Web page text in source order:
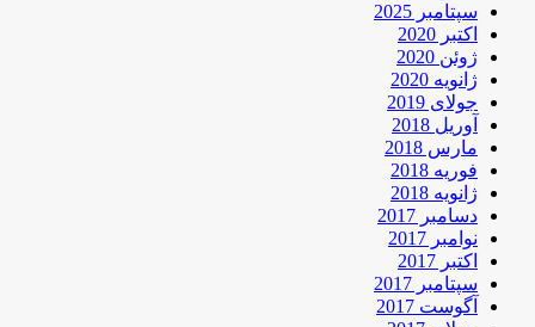
سپتامبر 2025
اکتبر 2020
ژوئن 2020
ژانویه 2020
جولای 2019
آوریل 2018
مارس 2018
فوریه 2018
ژانویه 2018
دسامبر 2017
نوامبر 2017
اکتبر 2017
سپتامبر 2017
آگوست 2017